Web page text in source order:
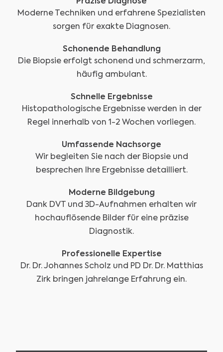
Moderne Techniken und erfahrene Spezialisten
sorgen für exakte Diagnosen.
Schonende Behandlung
Die Biopsie erfolgt schonend und schmerzarm,
häufig ambulant.
Schnelle Ergebnisse
Histopathologische Ergebnisse werden in der
Regel innerhalb von 1-2 Wochen vorliegen.
Umfassende Nachsorge
Wir begleiten Sie nach der Biopsie und
besprechen Ihre Ergebnisse detailliert.
Moderne Bildgebung
Dank DVT und 3D-Aufnahmen erhalten wir
hochauflösende Bilder für eine präzise
Diagnostik.
Professionelle Expertise
Dr. Dr. Johannes Scholz und PD Dr. Dr. Matthias
Zirk bringen jahrelange Erfahrung ein.